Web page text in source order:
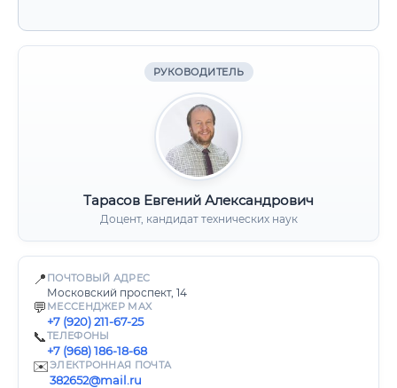
РУКОВОДИТЕЛЬ
Тарасов Евгений Александрович
Доцент, кандидат технических наук
📍 ПОЧТОВЫЙ АДРЕС
Московский проспект, 14
💬 МЕССЕНДЖЕР MAX
+7 (920) 211-67-25
📞ТЕЛЕФОНЫ
+7 (968) 186-18-68
✉️ЭЛЕКТРОННАЯ ПОЧТА
382652@mail.ru